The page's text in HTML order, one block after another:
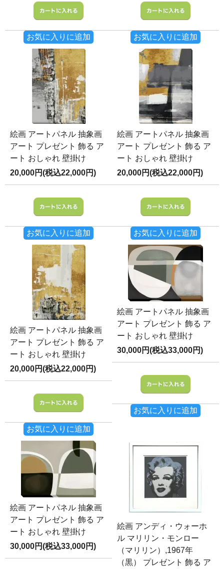
お気に入りに追加 お気に入りに追加
絵画 アートパネル 抽象画
アート プレゼント 飾る ア
ート おしゃれ 壁掛け
20,000円(税込22,000円)
お気に入りに追加
絵画 アートパネル 抽象画
アート プレゼント 飾る ア
ート おしゃれ 壁掛け
20,000円(税込22,000円)
お気に入りに追加
絵画 アートパネル 抽象画
アート プレゼント 飾る ア
ート おしゃれ 壁掛け
20,000円(税込22,000円)
お気に入りに追加
絵画 アートパネル 抽象画
アート プレゼント 飾る ア
ート おしゃれ 壁掛け
30,000円(税込33,000円)
お気に入りに追加
絵画 アートパネル 抽象画
アート プレゼント 飾る ア
ート おしゃれ 壁掛け
30,000円(税込33,000円)
絵画 アンディ・ウォーホ
ル マリリン・モンロー
（マリリン）,1967年
（黒） プレゼント 飾る ア